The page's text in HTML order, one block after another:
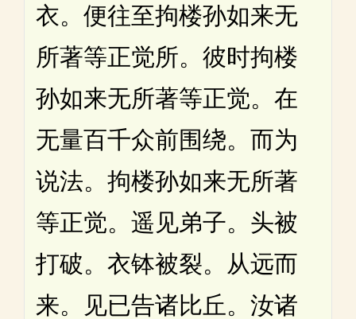
衣。便往至拘楼孙如来无
所著等正觉所。彼时拘楼
孙如来无所著等正觉。在
无量百千众前围绕。而为
说法。拘楼孙如来无所著
等正觉。遥见弟子。头被
打破。衣钵被裂。从远而
来。见已告诸比丘。汝诸